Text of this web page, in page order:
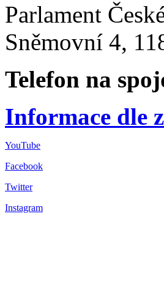
Parlament
Sněmovní 4,
Telefon na
Informace dle
YouTube
Facebook
Twitter
Instagram